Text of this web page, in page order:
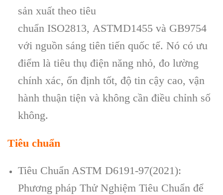
sản xuất theo tiêu
chuẩn ISO2813, ASTMD1455 và GB9754
với nguồn sáng tiên tiến quốc tế. Nó có ưu
điểm là tiêu thụ điện năng nhỏ, đo lường
chính xác, ổn định tốt, độ tin cậy cao, vận
hành thuận tiện và không cần điều chỉnh số
không.
Tiêu chuẩn
Tiêu Chuẩn ASTM D6191-97(2021):
Phương pháp Thử Nghiệm Tiêu Chuẩn để